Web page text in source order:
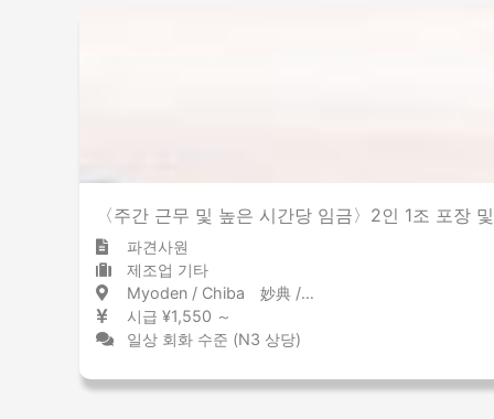
〈주간 근무 및 높은 시간당 임금〉2인 1조 포장
파견사원
제조업 기타
Myoden / Chiba 妙典 / 千葉県
시급 ¥1,550 ～
일상 회화 수준 (N3 상당)